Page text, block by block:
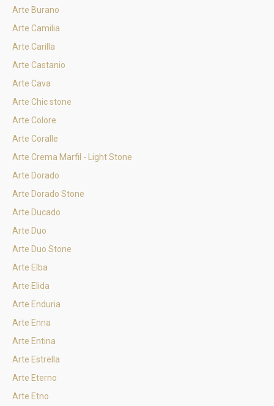
Arte Burano
Arte Camilia
Arte Carilla
Arte Castanio
Arte Cava
Arte Chic stone
Arte Colore
Arte Coralle
Arte Crema Marfil - Light Stone
Arte Dorado
Arte Dorado Stone
Arte Ducado
Arte Duo
Arte Duo Stone
Arte Elba
Arte Elida
Arte Enduria
Arte Enna
Arte Entina
Arte Estrella
Arte Eterno
Arte Etno